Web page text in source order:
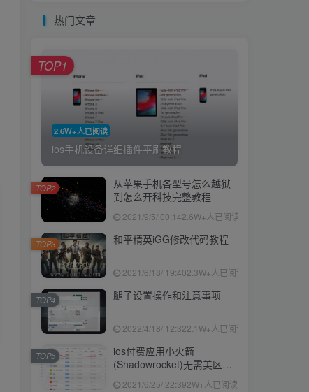
热门文章
2.6W+人已阅读
ios手机设备详细插件平刷教程
TOP1
从苹果手机各型号怎么越狱
到怎么开科技完整教程
2021/9/5/ 00:142.6W+人已阅读
TOP2
和平精英iGG修改代码教程
2021/6/18/ 19:402.3W+人已阅读
TOP3
腿子设置操作和注意事项
2022/4/18/ 12:322.1W+人已阅读
TOP4
ios付费应用小火箭
(Shadowrocket)无需美区苹
2021/6/25/ 22:392W+人已阅读
TOP5